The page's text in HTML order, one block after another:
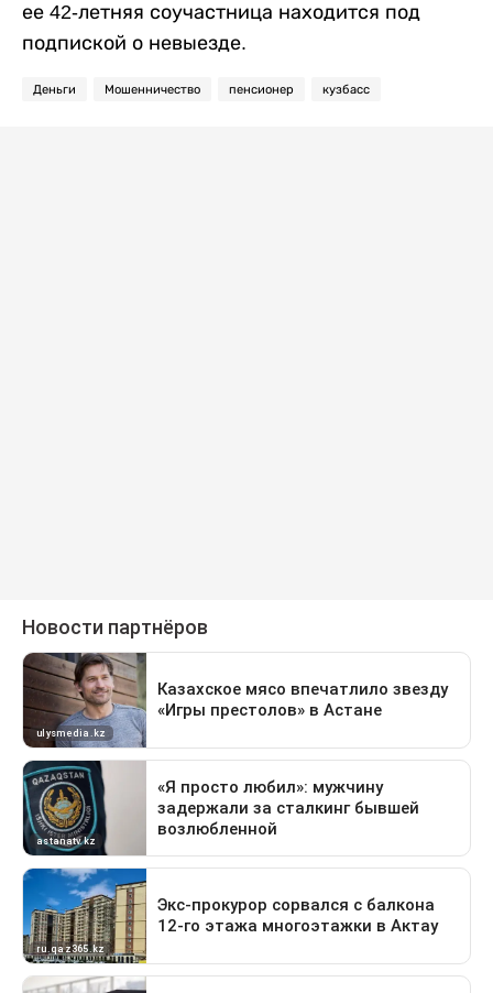
ее 42-летняя соучастница находится под
подпиской о невыезде.
Деньги Мошенничество пенсионер кузбасс